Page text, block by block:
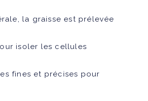
la graisse est prélevée
isoler les cellules
fines et précises pour